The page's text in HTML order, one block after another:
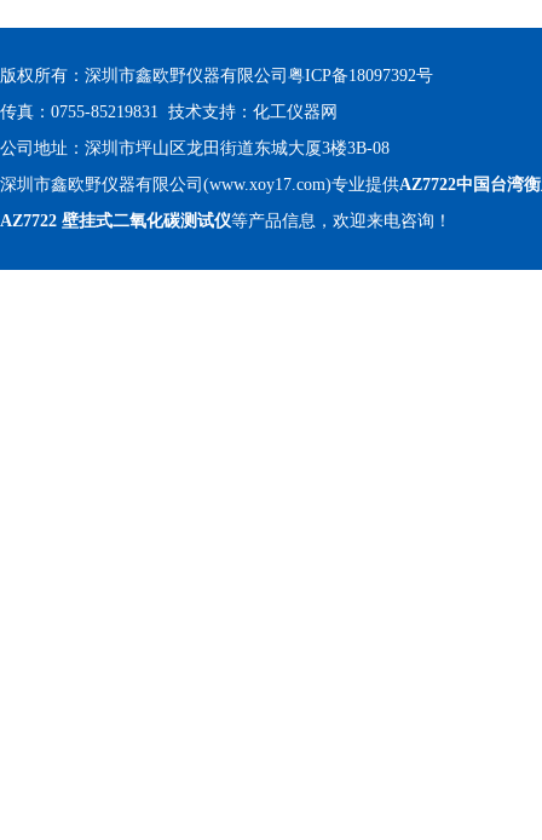
版权所有：深圳市鑫欧野仪器有限公司 粤ICP备18097392号
传真：0755-85219831 技术支持： 化工仪器网
公司地址：深圳市坪山区龙田街道东城大厦3楼3B-08
深圳市鑫欧野仪器有限公司(www.xoy17.com)专业提供AZ7722中国台湾
AZ7722 壁挂式二氧化碳测试仪等产品信息，欢迎来电咨询！